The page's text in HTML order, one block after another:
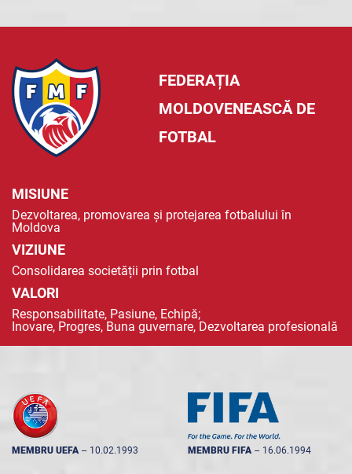
FEDERAȚIA
MOLDOVENEASCĂ DE
FOTBAL
MISIUNE
Dezvoltarea, promovarea și protejarea fotbalului în
Moldova
VIZIUNE
Consolidarea societății prin fotbal
VALORI
Responsabilitate, Pasiune, Echipă;
Inovare, Progres, Buna guvernare, Dezvoltarea profesională
MEMBRU UEFA -- 10.02.1993 MEMBRU FIFA -- 16.06.1994